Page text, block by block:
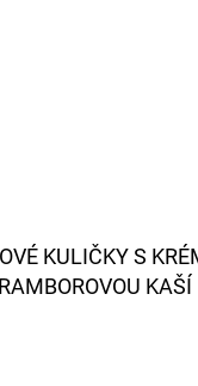
KULIČKY S
KAŠÍ